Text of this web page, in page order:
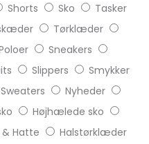
Shorts Sko
Tasker
Tørklæder
Sneakers
Slippers
Smykker
Sweaters
Nyheder
Højhælede sko
& Hatte
Halstørklæder